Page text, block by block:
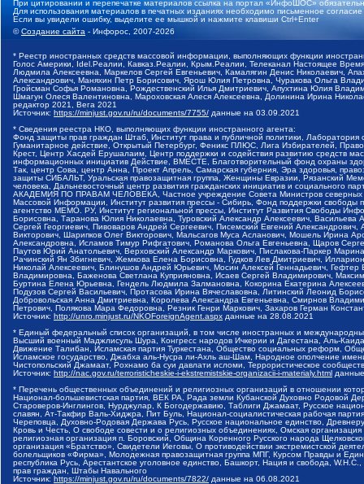
При цитировании и перепечатке материалов ссылка на портал «ИнфоШОС»
Для использования материалов в печатных изданиях необходимо письменное
Если вы увидели ошибку, выделите ее мышкой и нажмите клавиши Ctrl+Enter
©Создание сайта - Инфорос, 2007-2026
* Реестр иностранных средств массовой информации, выполняющих функции
Голос Америки, Idel.Реалии, Кавказ.Реалии, Крым.Реалии, Телеканал Настоящее
Людмила Алексеевна, Маркелов Сергей Евгеньевич, Камалягин Денис Николаевич,
Александрович, Маняхин Петр Борисович, Ярош Юлия Петровна, Чуракова Ольга
Гройсман Софья Романовна, Рождественский Илья Дмитриевич, Апухтина Юлия
Шмагун Олеся Валентиновна, Мароховская Алеся Алексеевна, Долинина Ирина
редактор 2021, Вега 2021
Источник: https://minjust.gov.ru/ru/documents/7755/ данные на 03.09.2021
* Сведения реестра НКО, выполняющих функции иностранного агента:
Фонд защиты прав граждан Штаб, Институт права и публичной политики,
Гуманитарное действие, Открытый Петербург, Феникс ПЛЮС, Лига Избирателей,
Крест, Центр Хасдей Ерушалаим, Центр поддержки и содействия развитию средств
информационных инициатив Действие, ВМЕСТЕ, Благотворительный фонд охраны
Так, центр Сова, центр Анна, Проект Апрель, Самарская губерния, Эра здоровья,
защиты СИБАЛЬТ, Уральская правозащитная группа, Женщины Евразии, Рязанский
человека, Дальневосточный центр развития гражданских инициатив и социального
АКАДЕМИЯ ПО ПРАВАМ ЧЕЛОВЕКА, Частное учреждение Совета Министров северных
Массовой Информации, Институт развития прессы - Сибирь, Фонд поддержки
агентство МЕМО. РУ, Институт региональной прессы, Институт Развития Свободы
Борисовна, Таранова Юлия Николаевна, Туровский Александр Алексеевич,
Сергей Георгиевич, Пивоваров Андрей Сергеевич, Писемский Евгений
Викторович, Шарипков Олег Викторович, Мальсагов Муса Асланович, Мошель Ирина
Александровна, Исламов Тимур Рифгатович, Романова Ольга Евгеньевна, Щаров
Паутов Юрий Анатольевич, Верховский Александр Маркович, Пислакова-Паркер
Рачинский Ян Збигневич, Жемкова Елена Борисовна, Гудков Лев Дмитриевич,
Николай Алексеевич, Блинушов Андрей Юрьевич, Мосин Алексей Геннадьевич,
Владимировна, Баженова Светлана Куприяновна, Исаев Сергей Владимирович,
Буртина Елена Юрьевна, Гендель Людмила Залмановна, Кокорина Екатерина
Подузов Сергей Васильевич, Протасова Ирина Вячеславовна, Литинский Леонид
Добровольская Анна Дмитриевна, Королева Александра Евгеньевна, Смирнов
Петрович, Полякова Мара Федоровна, Резник Генри Маркович, Захаров Герман
Источник: http://unro.minjust.ru/NKOForeignAgent.aspx данные на 28.08.2021
* Единый федеральный список организаций, в том числе иностранных и
Высший военный Маджлисуль Шура, Конгресс народов Ичкерии и Дагестана, Аль-
Движение Талибан, Исламская партия Туркестана, Общество социальных реформ,
Исламское государство, Джабха аль-Нусра ли-Ахль аш-Шам, Народное ополчение
Чистопольский Джамаат, Рохнамо ба суи давлати исломи, Террористическое
Источник: http://nac.gov.ru/terroristicheskie-i-ekstremistskie-organizacii-i-materialy.html
* Перечень общественных объединений и религиозных организаций в отношении
Национал-большевистская партия, ВЕК РА, Рада земли Кубанской Духовно Родовой
Староверов-Инглингов, Нурджулар, К Богодержавию, Таблиги Джамаат, Русское
славян, Ат-Такфир Валь-Хиджра, Пит Буль, Национал-социалистическая рабочая
Череповца, Духовно-Родовая Держава Русь, Русское национальное единство,
Кровь и Честь, О свободе совести и о религиозных объединениях, Омская
религиозная организация п. Боровский, Община Коренного Русского народа
организация «Братство», Свидетели Иеговы, О противодействии экстремистской
болельщиков «Фирма», Молодежная правозащитная группа МПГ, Курсом Правды и
республика Русь, Арестантское уголовное единство, Башкорт, Нация и свобода,
прав граждан, Штабы Навального
Источник: https://minjust.gov.ru/ru/documents/7822/ данные на 06.08.2021